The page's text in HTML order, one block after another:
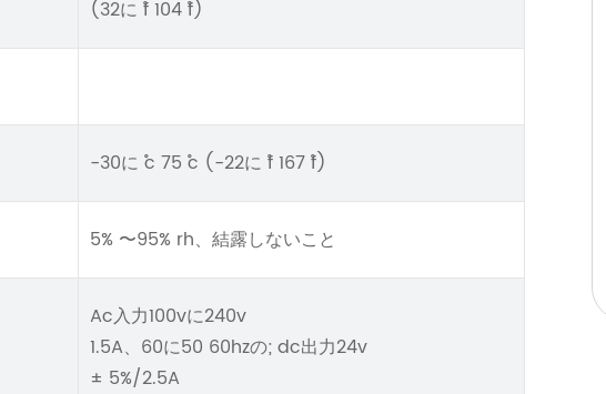
(32に ˚f 104 ˚f)
-30に ˚c 75 ˚c (-22に ˚f 167 ˚f)
5% 〜95% rh、結露しないこと
Ac入力100vに240v
1.5A、60に50 60hzの; dc出力24v
± 5%/2.5A